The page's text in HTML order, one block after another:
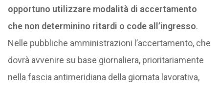
opportuno utilizzare modalità di accertamento
che non determinino ritardi o code all’ingresso.
Nelle pubbliche amministrazioni l’accertamento, che
dovrà avvenire su base giornaliera, prioritariamente
nella fascia antimeridiana della giornata lavorativa,